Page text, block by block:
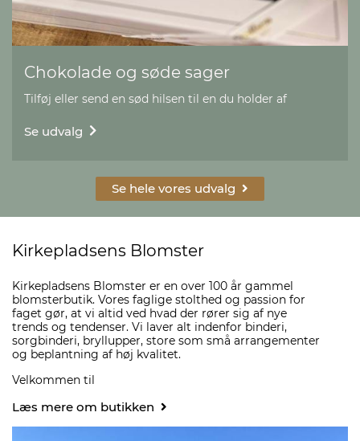
Chokolade og søde sager
Tilføj eller send en sød hilsen til en du holder af
Se udvalg
Se hele vores udvalg
Kirkepladsens Blomster
Kirkepladsens Blomster er en over 100 år gammel
blomsterbutik. Vores faglige stolthed og passion for
faget gør, at vi altid ved hvad der rører sig af nye
trends og tendenser. Vi laver alt indenfor binderi,
sorgbinderi, bryllupper, store som små arrangementer
og beplantning af høj kvalitet.
Velkommen til
Læs mere om butikken